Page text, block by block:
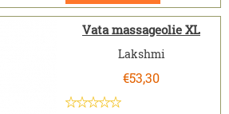
Vata massageolie XL
Lakshmi
€53,30